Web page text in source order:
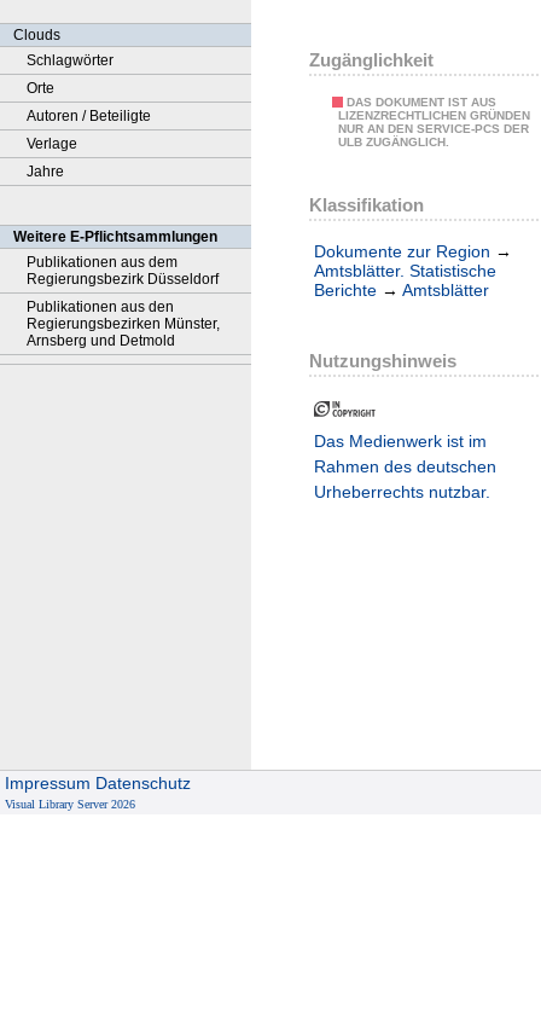
Clouds
Schlagwörter
Orte
Autoren / Beteiligte
Verlage
Jahre
Weitere E-Pflichtsammlungen
Publikationen aus dem
Regierungsbezirk Düsseldorf
Publikationen aus den
Regierungsbezirken Münster,
Arnsberg und Detmold
Zugänglichkeit
DAS DOKUMENT IST AUS
LIZENZRECHTLICHEN GRÜNDEN
NUR AN DEN SERVICE-PCS DER
ULB ZUGÄNGLICH.
Klassifikation
Dokumente zur Region →
Amtsblätter. Statistische
Berichte → Amtsblätter
Nutzungshinweis
Das Medienwerk ist im
Rahmen des deutschen
Urheberrechts nutzbar.
Impressum Datenschutz
Visual Library Server 2026